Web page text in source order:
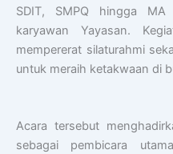
SDIT, SMPQ hingga MA
karyawan Yayasan.
mempererat silaturahmi
untuk meraih ketakwaan di
Acara tersebut
sebagai pembicara